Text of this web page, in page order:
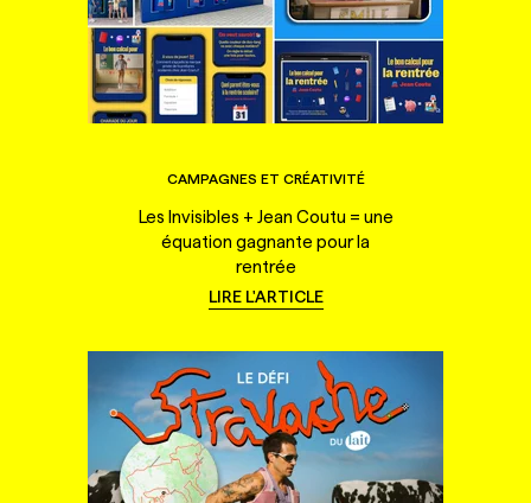
CAMPAGNES ET CRÉATIVITÉ
Les Invisibles + Jean Coutu = une
équation gagnante pour la
rentrée
LIRE L'ARTICLE